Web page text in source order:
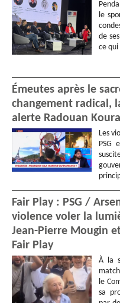
le
de
ce
Émeutes après le
changement radical,
alerte Radouan
Les
PSG
Fair Play : PSG /
violence voler la
Jean-Pierre Mougin
Fair Play
À la
le
sa